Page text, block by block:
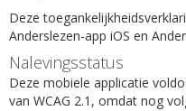
Deze
Anderslezen-app iOS en
Nalevingsstatus
Deze mobiele applicatie
van WCAG 2.1, omdat nog